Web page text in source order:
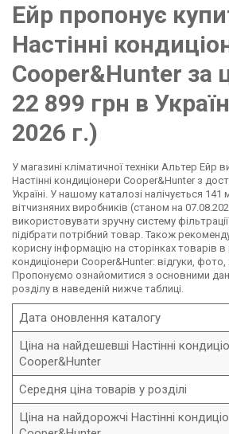
Ейр пропонує
Настінні
Cooper&Hunter за
22 899 грн в
2026 г.)
У магазині кліматичної техніки Альтер Ейр
Настінні кондиціонери Cooper&Hunter з
Україні. У нашому каталозі налічується 141
вітчизняних виробників (станом на
використовувати зручну систему
підібрати потрібний товар. Також
корисну інформацію на сторінках товарів в
кондиціонери Cooper&Hunter: відгуки,
Пропонуємо ознайомитися з основними
розділу в наведеній нижче таблиці.
Дата оновлення каталогу
Ціна на найдешевші Настінні
Cooper&Hunter
Середня ціна товарів у розділі
Ціна на найдорожчі Настінні